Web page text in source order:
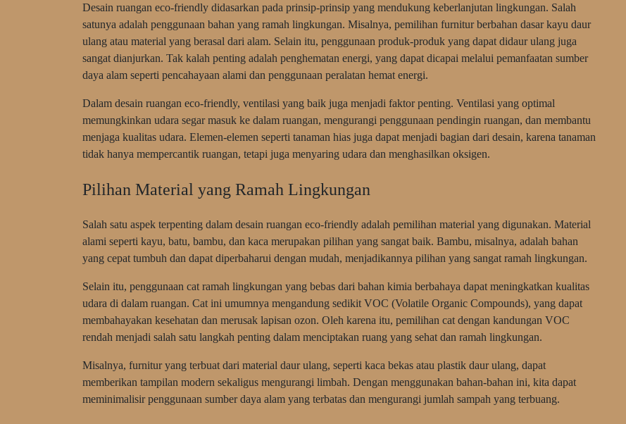
Desain ruangan eco-friendly didasarkan pada prinsip-prinsip yang mendukung keberlanjutan lingkungan. Salah
satunya adalah penggunaan bahan yang ramah lingkungan. Misalnya, pemilihan furnitur berbahan dasar kayu daur
ulang atau material yang berasal dari alam. Selain itu, penggunaan produk-produk yang dapat didaur ulang juga
sangat dianjurkan. Tak kalah penting adalah penghematan energi, yang dapat dicapai melalui pemanfaatan sumber
daya alam seperti pencahayaan alami dan penggunaan peralatan hemat energi.
Dalam desain ruangan eco-friendly, ventilasi yang baik juga menjadi faktor penting. Ventilasi yang optimal
memungkinkan udara segar masuk ke dalam ruangan, mengurangi penggunaan pendingin ruangan, dan membantu
menjaga kualitas udara. Elemen-elemen seperti tanaman hias juga dapat menjadi bagian dari desain, karena tanaman
tidak hanya mempercantik ruangan, tetapi juga menyaring udara dan menghasilkan oksigen.
Pilihan Material yang Ramah Lingkungan
Salah satu aspek terpenting dalam desain ruangan eco-friendly adalah pemilihan material yang digunakan. Material
alami seperti kayu, batu, bambu, dan kaca merupakan pilihan yang sangat baik. Bambu, misalnya, adalah bahan
yang cepat tumbuh dan dapat diperbaharui dengan mudah, menjadikannya pilihan yang sangat ramah lingkungan.
Selain itu, penggunaan cat ramah lingkungan yang bebas dari bahan kimia berbahaya dapat meningkatkan kualitas
udara di dalam ruangan. Cat ini umumnya mengandung sedikit VOC (Volatile Organic Compounds), yang dapat
membahayakan kesehatan dan merusak lapisan ozon. Oleh karena itu, pemilihan cat dengan kandungan VOC
rendah menjadi salah satu langkah penting dalam menciptakan ruang yang sehat dan ramah lingkungan.
Misalnya, furnitur yang terbuat dari material daur ulang, seperti kaca bekas atau plastik daur ulang, dapat
memberikan tampilan modern sekaligus mengurangi limbah. Dengan menggunakan bahan-bahan ini, kita dapat
meminimalisir penggunaan sumber daya alam yang terbatas dan mengurangi jumlah sampah yang terbuang.